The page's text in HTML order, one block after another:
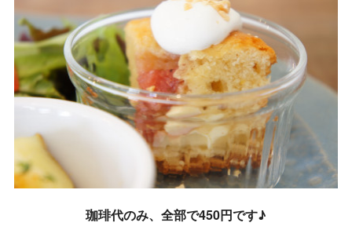
珈琲代のみ、全部で450円です♪